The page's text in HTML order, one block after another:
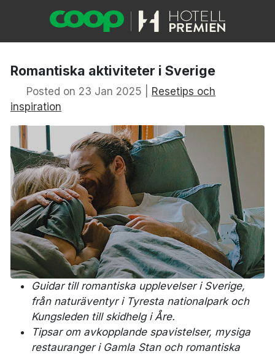
Romantiska aktiviteter i Sverige
Posted on 23 Jan 2025 | Resetips och
inspiration
Guidar till romantiska upplevelser i Sverige,
från naturäventyr i Tyresta nationalparkoch
Kungsledentill skidhelg i Åre.
Tipsar om avkopplande spavistelser, mysiga
restauranger i Gamla Stanoch romantiska